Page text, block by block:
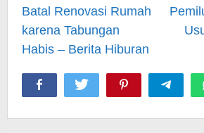
Batal Renovasi Rumah
karena Tabungan
Habis – Berita Hiburan